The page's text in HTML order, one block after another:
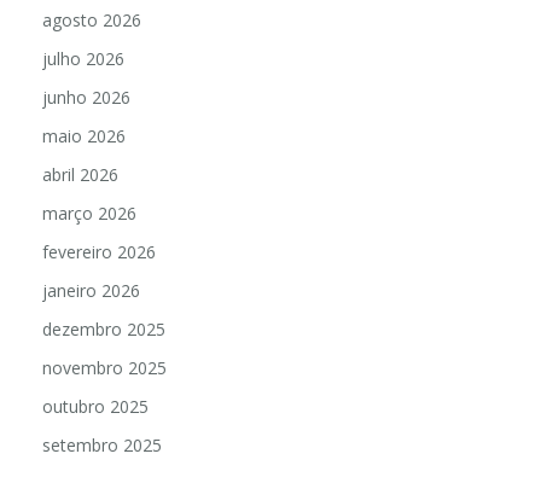
agosto 2026
julho 2026
junho 2026
maio 2026
abril 2026
março 2026
fevereiro 2026
janeiro 2026
dezembro 2025
novembro 2025
outubro 2025
setembro 2025